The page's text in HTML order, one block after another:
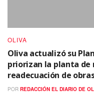
OLIVA
Oliva actualizó su
priorizan la planta de
readecuación de
POR REDACCIÓN EL DIARIO DE